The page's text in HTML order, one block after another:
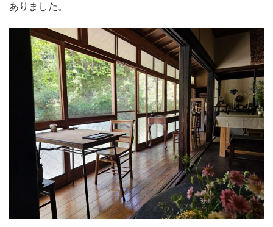
ありました。